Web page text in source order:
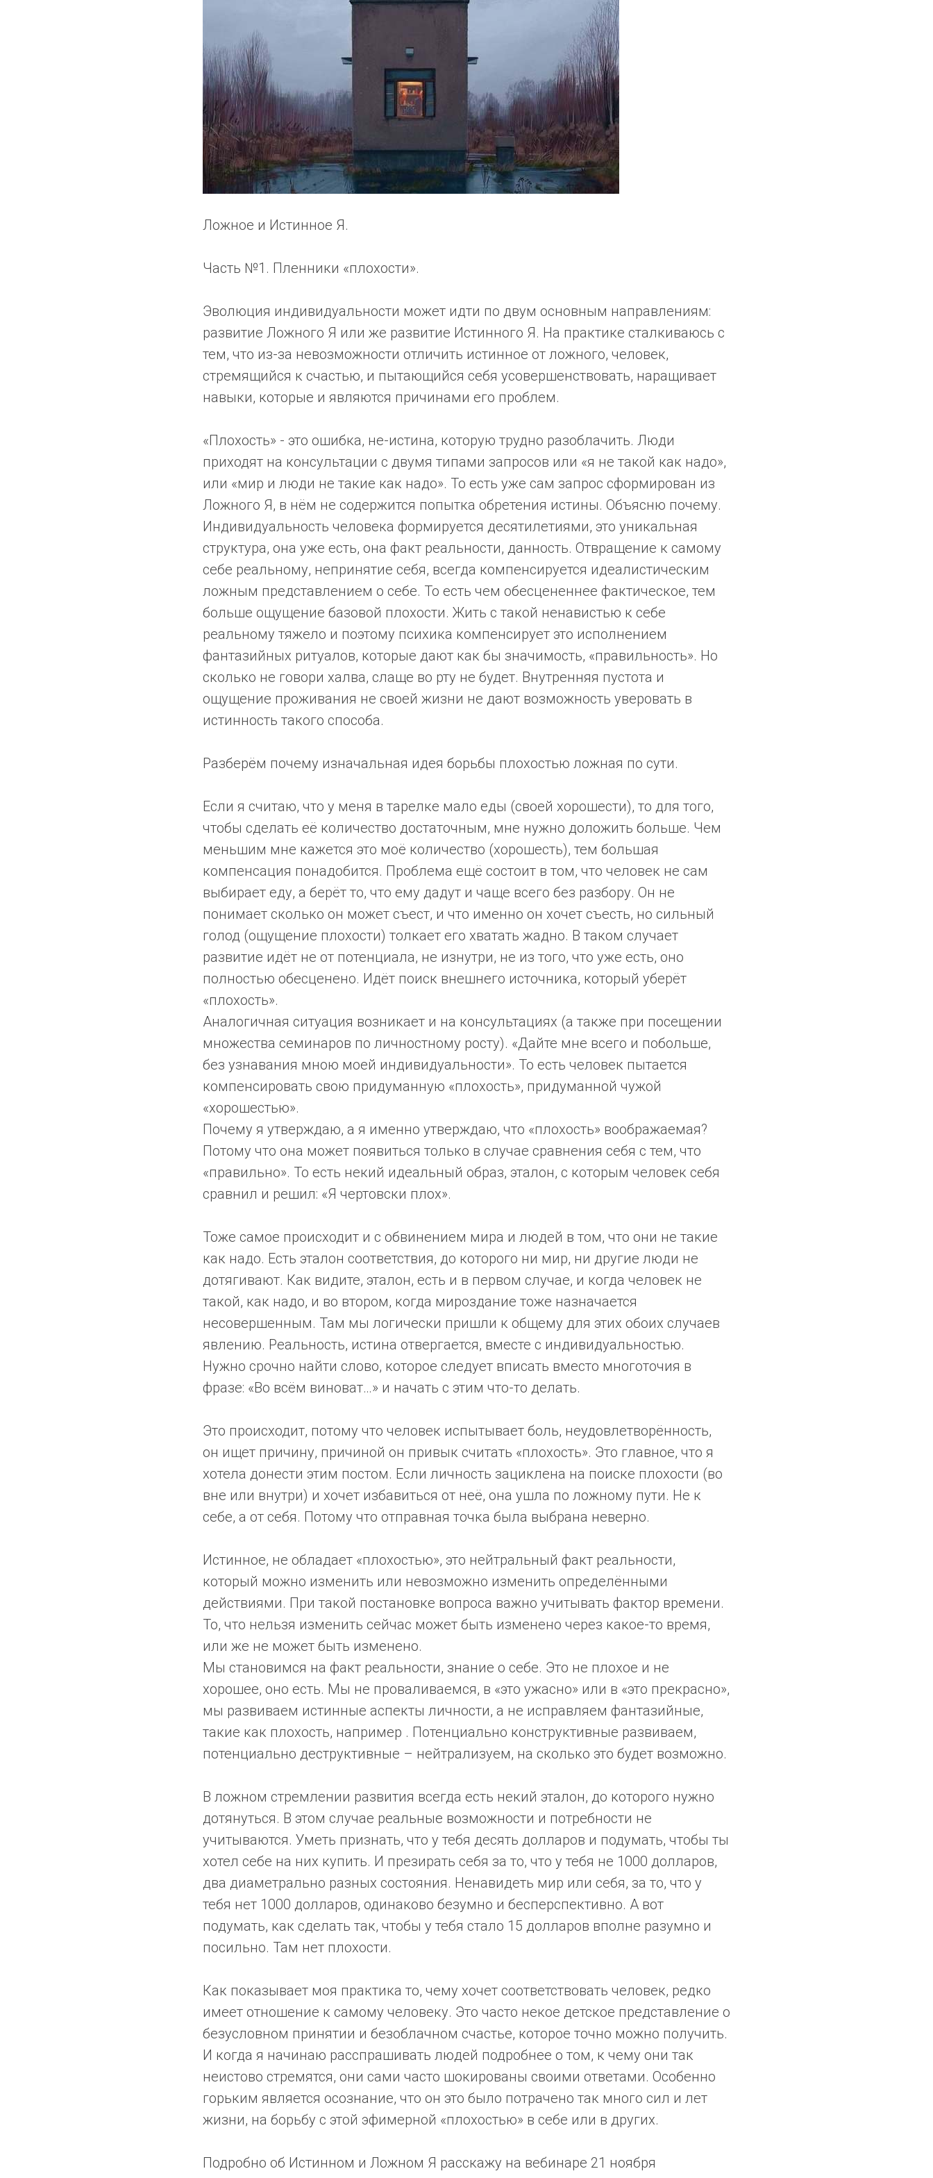
Ложное и Истинное Я.
Часть №1. Пленники «плохости».
Эволюция индивидуальности может идти по двум основным направлениям:
развитие Ложного Я или же развитие Истинного Я. На практике сталкиваюсь с
тем, что из-за невозможности отличить истинное от ложного, человек,
стремящийся к счастью, и пытающийся себя усовершенствовать, наращивает
навыки, которые и являются причинами его проблем.
«Плохость» - это ошибка, не-истина, которую трудно разоблачить. Люди
приходят на консультации с двумя типами запросов или «я не такой как надо»,
или «мир и люди не такие как надо». То есть уже сам запрос сформирован из
Ложного Я, в нём не содержится попытка обретения истины. Объясню почему.
Индивидуальность человека формируется десятилетиями, это уникальная
структура, она уже есть, она факт реальности, данность. Отвращение к самому
себе реальному, непринятие себя, всегда компенсируется идеалистическим
ложным представлением о себе. То есть чем обесцененнее фактическое, тем
больше ощущение базовой плохости. Жить с такой ненавистью к себе
реальному тяжело и поэтому психика компенсирует это исполнением
фантазийных ритуалов, которые дают как бы значимость, «правильность». Но
сколько не говори халва, слаще во рту не будет. Внутренняя пустота и
ощущение проживания не своей жизни не дают возможность уверовать в
истинность такого способа.
Разберём почему изначальная идея борьбы плохостью ложная по сути.
Если я считаю, что у меня в тарелке мало еды (своей хорошести), то для того,
чтобы сделать её количество достаточным, мне нужно доложить больше. Чем
меньшим мне кажется это моё количество (хорошесть), тем большая
компенсация понадобится. Проблема ещё состоит в том, что человек не сам
выбирает еду, а берёт то, что ему дадут и чаще всего без разбору. Он не
понимает сколько он может съест, и что именно он хочет съесть, но сильный
голод (ощущение плохости) толкает его хватать жадно. В таком случает
развитие идёт не от потенциала, не изнутри, не из того, что уже есть, оно
полностью обесценено. Идёт поиск внешнего источника, который уберёт
«плохость».
Аналогичная ситуация возникает и на консультациях (а также при посещении
множества семинаров по личностному росту). «Дайте мне всего и побольше,
без узнавания мною моей индивидуальности». То есть человек пытается
компенсировать свою придуманную «плохость», придуманной чужой
«хорошестью».
Почему я утверждаю, а я именно утверждаю, что «плохость» воображаемая?
Потому что она может появиться только в случае сравнения себя с тем, что
«правильно». То есть некий идеальный образ, эталон, с которым человек себя
сравнил и решил: «Я чертовски плох».
Тоже самое происходит и с обвинением мира и людей в том, что они не такие
как надо. Есть эталон соответствия, до которого ни мир, ни другие люди не
дотягивают. Как видите, эталон, есть и в первом случае, и когда человек не
такой, как надо, и во втором, когда мироздание тоже назначается
несовершенным. Там мы логически пришли к общему для этих обоих случаев
явлению. Реальность, истина отвергается, вместе с индивидуальностью.
Нужно срочно найти слово, которое следует вписать вместо многоточия в
фразе: «Во всём виноват…» и начать с этим что-то делать.
Это происходит, потому что человек испытывает боль, неудовлетворённость,
он ищет причину, причиной он привык считать «плохость». Это главное, что я
хотела донести этим постом. Если личность зациклена на поиске плохости (во
вне или внутри) и хочет избавиться от неё, она ушла по ложному пути. Не к
себе, а от себя. Потому что отправная точка была выбрана неверно.
Истинное, не обладает «плохостью», это нейтральный факт реальности,
который можно изменить или невозможно изменить определёнными
действиями. При такой постановке вопроса важно учитывать фактор времени.
То, что нельзя изменить сейчас может быть изменено через какое-то время,
или же не может быть изменено.
Мы становимся на факт реальности, знание о себе. Это не плохое и не
хорошее, оно есть. Мы не проваливаемся, в «это ужасно» или в «это прекрасно»,
мы развиваем истинные аспекты личности, а не исправляем фантазийные,
такие как плохость, например . Потенциально конструктивные развиваем,
потенциально деструктивные – нейтрализуем, на сколько это будет возможно.
В ложном стремлении развития всегда есть некий эталон, до которого нужно
дотянуться. В этом случае реальные возможности и потребности не
учитываются. Уметь признать, что у тебя десять долларов и подумать, чтобы ты
хотел себе на них купить. И презирать себя за то, что у тебя не 1000 долларов,
два диаметрально разных состояния. Ненавидеть мир или себя, за то, что у
тебя нет 1000 долларов, одинаково безумно и бесперспективно. А вот
подумать, как сделать так, чтобы у тебя стало 15 долларов вполне разумно и
посильно. Там нет плохости.
Как показывает моя практика то, чему хочет соответствовать человек, редко
имеет отношение к самому человеку. Это часто некое детское представление о
безусловном принятии и безоблачном счастье, которое точно можно получить.
И когда я начинаю расспрашивать людей подробнее о том, к чему они так
неистово стремятся, они сами часто шокированы своими ответами. Особенно
горьким является осознание, что он это было потрачено так много сил и лет
жизни, на борьбу с этой эфимерной «плохостью» в себе или в других.
Подробно об Истинном и Ложном Я расскажу на вебинаре 21 ноября